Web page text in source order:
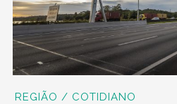
REGIÃO / COTIDIANO